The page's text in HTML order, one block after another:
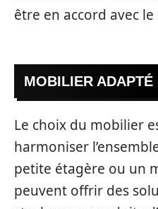
être en accord avec
MOBILIER ADAPTÉ
Le choix du mobilier
harmoniser
petite étagère ou un
peuvent offrir des